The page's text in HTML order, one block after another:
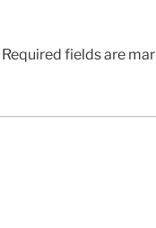
Required fields are